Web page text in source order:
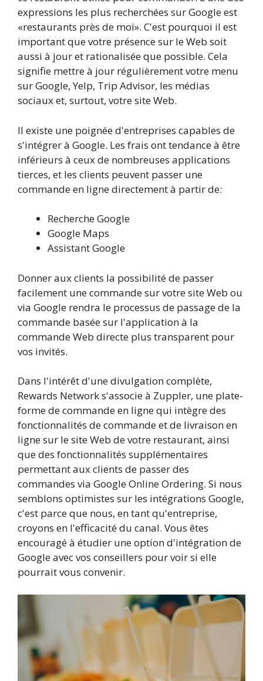
expressions les plus recherchées sur Google est
«restaurants près de moi». C'est pourquoi il est
important que votre présence sur le Web soit
aussi à jour et rationalisée que possible. Cela
signifie mettre à jour régulièrement votre menu
sur Google, Yelp, Trip Advisor, les médias
sociaux et, surtout, votre site Web.
Il existe une poignée d'entreprises capables de
s'intégrer à Google. Les frais ont tendance à être
inférieurs à ceux de nombreuses applications
tierces, et les clients peuvent passer une
commande en ligne directement à partir de:
Recherche Google
Google Maps
Assistant Google
Donner aux clients la possibilité de passer
facilement une commande sur votre site Web ou
via Google rendra le processus de passage de la
commande basée sur l'application à la
commande Web directe plus transparent pour
vos invités.
Dans l'intérêt d'une divulgation complète,
Rewards Network s'associe à Zuppler, une plate-
forme de commande en ligne qui intègre des
fonctionnalités de commande et de livraison en
ligne sur le site Web de votre restaurant, ainsi
que des fonctionnalités supplémentaires
permettant aux clients de passer des
commandes via Google Online Ordering. Si nous
semblons optimistes sur les intégrations Google,
c'est parce que nous, en tant qu'entreprise,
croyons en l'efficacité du canal. Vous êtes
encouragé à étudier une option d'intégration de
Google avec vos conseillers pour voir si elle
pourrait vous convenir.